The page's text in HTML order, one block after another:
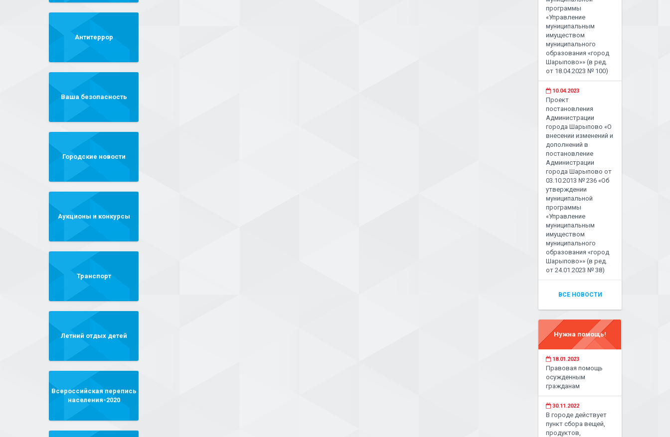
Антитеррор
Ваша безопасность
Городские новости
Аукционы и конкурсы
Транспорт
Летний отдых детей
Всероссийская перепись
населения-2020
программы
«Управление
муниципальным
имуществом
муниципального
образования «город
Шарыпово»» (в ред.
от 18.04.2023 № 100)
10.04.2023
Проект
постановления
Администрации
города Шарыпово «О
внесении изменений и
дополнений в
постановление
Администрации
города Шарыпово от
03.10.2013 № 236 «Об
утверждении
муниципальной
программы
«Управление
муниципальным
имуществом
муниципального
образования «город
Шарыпово»» (в ред.
от 24.01.2023 № 38)
ВСЕ НОВОСТИ
Нужна помощь!
18.01.2023
Правовая помощь
осужденным
гражданам
30.11.2022
В городе действует
пункт сбора вещей,
продуктов,